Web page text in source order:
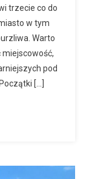
trzecie co do
w tym
Warto
miejscowość,
pod
[…]